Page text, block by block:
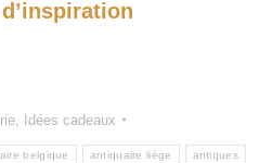
Idées cadeaux
belgique antiquaire liège antiques